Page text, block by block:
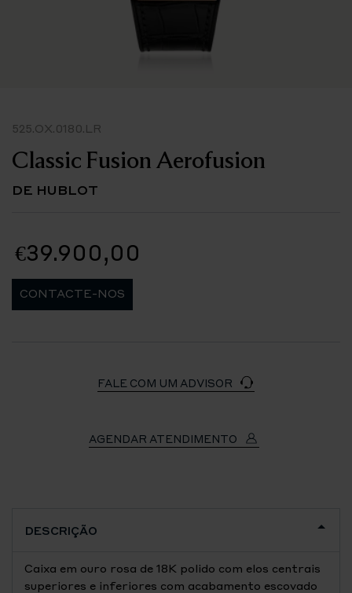
525.OX.0180.LR
Classic Fusion Aerofusion
DE HUBLOT
€39.900,00
CONTACTE-NOS
FALE COM UM ADVISOR
AGENDAR ATENDIMENTO
DESCRIÇÃO
Caixa em ouro rosa de 18K polido com elos centrais
superiores e inferiores com acabamento escovado